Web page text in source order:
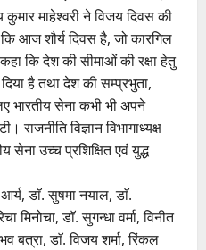
माहेश्वरी ने विजय दिवस की
आज शौर्य दिवस है, जो कारगिल
कि देश की सीमाओं की रक्षा हेतु
है तथा देश की सम्प्रभुता,
भारतीय सेना कभी भी अपने
राजनीति विज्ञान विभागाध्यक्ष
सेना उच्च प्रशिक्षित एवं युद्ध
डाॅ. सुषमा नयाल, डाॅ.
मिनोचा, डाॅ. सुगन्धा वर्मा, विनीत
बत्रा, डाॅ. विजय शर्मा, रिंकल